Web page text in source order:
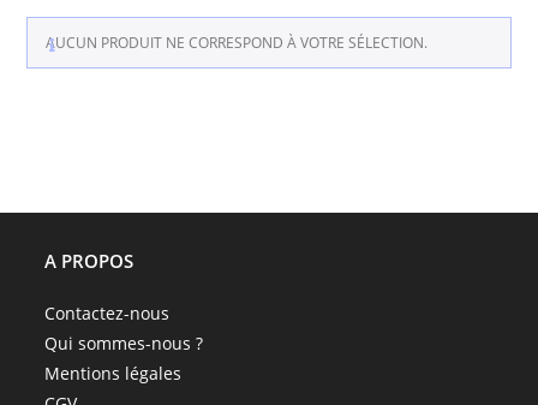
AUCUN PRODUIT NE CORRESPOND À VOTRE SÉLECTION.
A PROPOS
Contactez-nous
Qui sommes-nous ?
Mentions légales